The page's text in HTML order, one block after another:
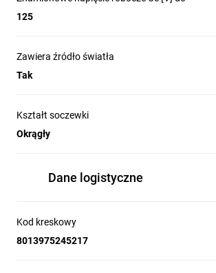
125
Zawiera źródło światła
Tak
Kształt soczewki
Okrągły
Dane logistyczne
Kod kreskowy
8013975245217